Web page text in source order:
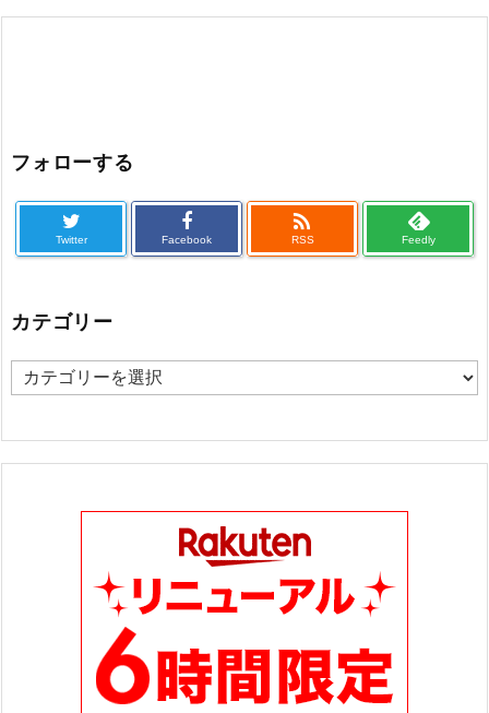
フォローする
Twitter Facebook

RSS Feedly
カテゴリー
カ
ゴ